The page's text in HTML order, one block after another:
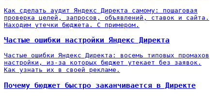
Как сделать аудит Яндекс Директа самому: пошаговая
проверка целей, запросов, объявлений, ставок и сайта.
Находим утечки бюджета. С примером.
Частые ошибки настройки Яндекс Директа
Частые ошибки Яндекс Директа: восемь типовых промахов
настройки, из-за которых бюджет утекает без заявок.
Как узнать их в своей рекламе.
Почему бюджет быстро заканчивается в Директе